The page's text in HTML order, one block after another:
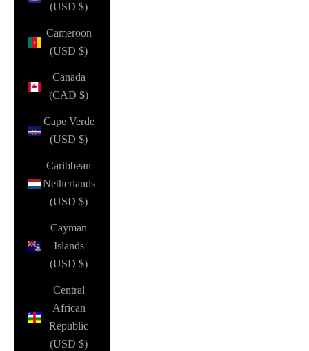
(USD $)
Cameroon
(USD $)
Canada
(CAD $)
Cape Verde
(USD $)
Caribbean
Netherlands
(USD $)
Cayman
Islands
(USD $)
Central
African
Republic
(USD $)